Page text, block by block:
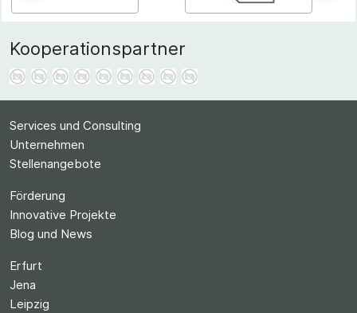
Kooperationspartner
Services und Consulting
Unternehmen
Stellenangebote
Förderung
Innovative Projekte
Blog und News
Erfurt
Jena
Leipzig